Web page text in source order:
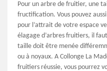
Pour un arbre de fruitier, une
fructification. Vous pouvez
pour l’attrait de votre espace
élagage d’arbres fruitiers, il
taille doit être menée
ou à noyaux. A Collonge La
fruitiers réussie, vous pourrez